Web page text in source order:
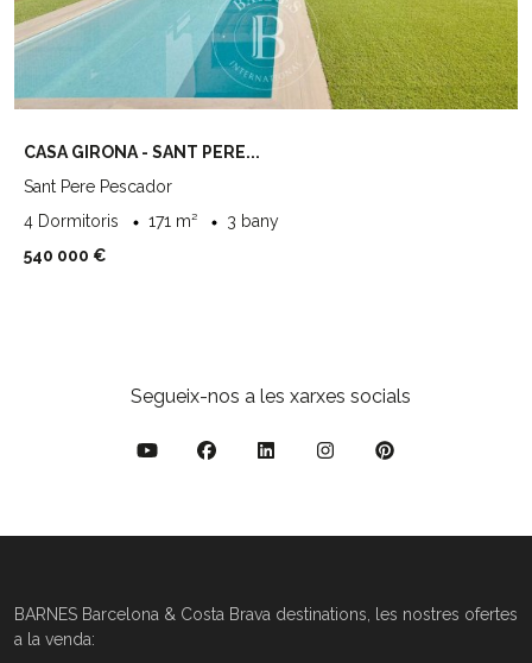
CASA GIRONA - SANT PERE...
Sant Pere Pescador
4 Dormitoris
171 m²
3 bany
540 000 €
Segueix-nos a les xarxes socials
BARNES Barcelona & Costa Brava destinations, les nostres ofertes
a la venda: